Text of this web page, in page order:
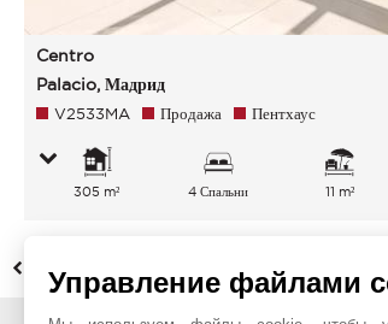
Centro
Palacio, Мадрид
V2533MA Продажа Пентхаус
305 m² 4 Спальни 11 m²
НАЗАД
Управление файлами